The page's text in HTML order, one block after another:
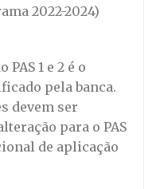
2022-2024)
1 e 2 é o
pela banca.
devem ser
para o PAS
de aplicação